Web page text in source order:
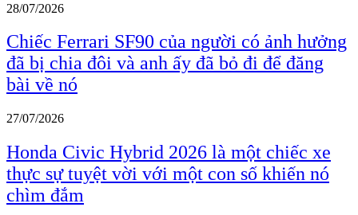
28/07/2026
Chiếc Ferrari SF90 của người có ảnh hưởng
đã bị chia đôi và anh ấy đã bỏ đi để đăng
bài về nó
27/07/2026
Honda Civic Hybrid 2026 là một chiếc xe
thực sự tuyệt vời với một con số khiến nó
chìm đắm